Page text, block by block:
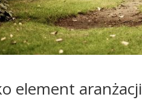
element